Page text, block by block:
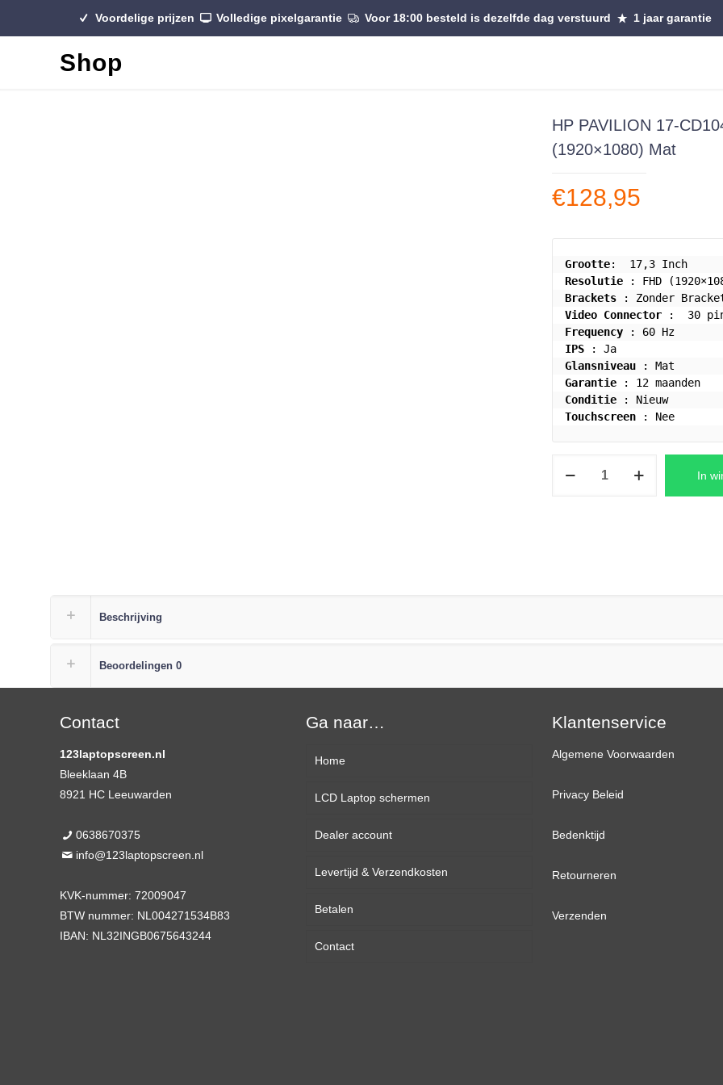
Voordelige prijzen Volledige pixelgarantie Voor 18:00 besteld is dezelfde dag verstuurd 1 jaar garantie
Shop
HP PAVILION 17-
(1920×1080) Mat
€128,95
Grootte
Resolutie
Brackets
Video Connector
Frequency
IPS
Glansniveau
Garantie
Conditie
: Nieuw
Touchscreen : Nee
In
Beschrijving
Beoordelingen 0
Contact
123laptopscreen.nl
Bleeklaan 4B
8921 HC Leeuwarden
0638670375
info@123laptopscreen.nl
KVK-nummer: 72009047
BTW nummer: NL004271534B83
IBAN: NL32INGB0675643244
Ga naar…
Home
LCD Laptop schermen
13,3 inch
14,0 inch
15,6 inch
17,3 inch
Dealer account
Levertijd & Verzendkosten
Betalen
Contact
Klantenservice
Algemene Voorwaarden
Privacy Beleid
Bedenktijd
Retourneren
Verzenden